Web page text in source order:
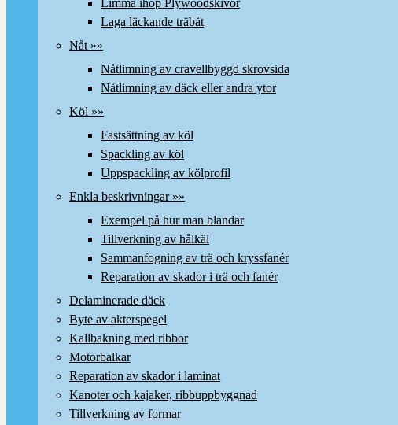
Limma ihop Plywoodskivor
Laga läckande träbåt
Nåt »»
Nåtlimning av cravellbyggd skrovsida
Nåtlimning av däck eller andra ytor
Köl »»
Fastsättning av köl
Spackling av köl
Uppspackling av kölprofil
Enkla beskrivningar »»
Exempel på hur man blandar
Tillverkning av hålkäl
Sammanfogning av trä och kryssfanér
Reparation av skador i trä och fanér
Delaminerade däck
Byte av akterspegel
Kallbakning med ribbor
Motorbalkar
Reparation av skador i laminat
Kanoter och kajaker, ribbuppbyggnad
Tillverkning av formar